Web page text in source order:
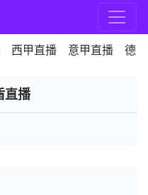
西甲直播 意甲直播 德
直播